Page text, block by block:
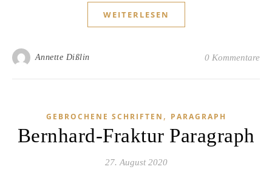
WEITERLESEN
Annette Dißlin 0 Kommentare
GEBROCHENE SCHRIFTEN , PARAGRAPH
Bernhard-Fraktur Paragraph
27. August 2020